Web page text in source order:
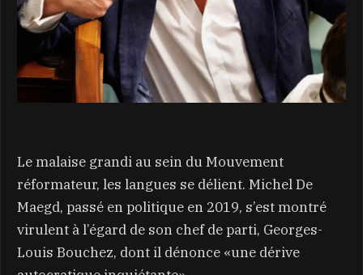
Le malaise grandi au sein du Mouvement
réformateur, les langues se délient. Michel De
Maegd, passé en politique en 2019, s’est montré
virulent à l’égard de son chef de parti, Georges-
Louis Bouchez, dont il dénonce «une dérive